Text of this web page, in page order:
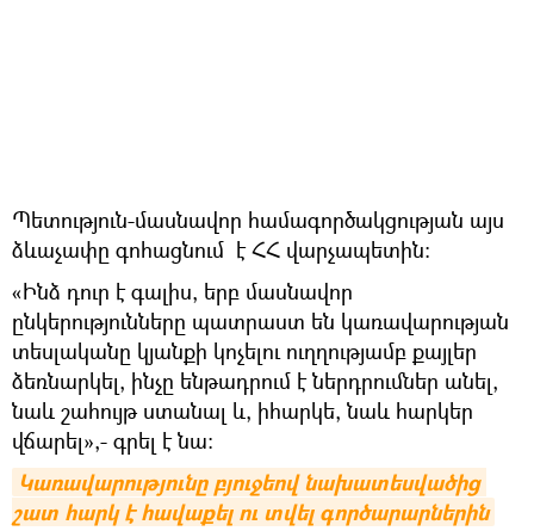
Պետություն-մասնավոր համագործակցության այս
ձևաչափը գոհացնում է ՀՀ վարչապետին։
«Ինձ դուր է գալիս, երբ մասնավոր
ընկերությունները պատրաստ են կառավարության
տեսլականը կյանքի կոչելու ուղղությամբ քայլեր
ձեռնարկել, ինչը ենթադրում է ներդրումներ անել,
նաև շահույթ ստանալ և, իհարկե, նաև հարկեր
վճարել»,- գրել է նա:
Կառավարությունը բյուջեով նախատեսվածից
շատ հարկ է հավաքել ու տվել գործարարներին